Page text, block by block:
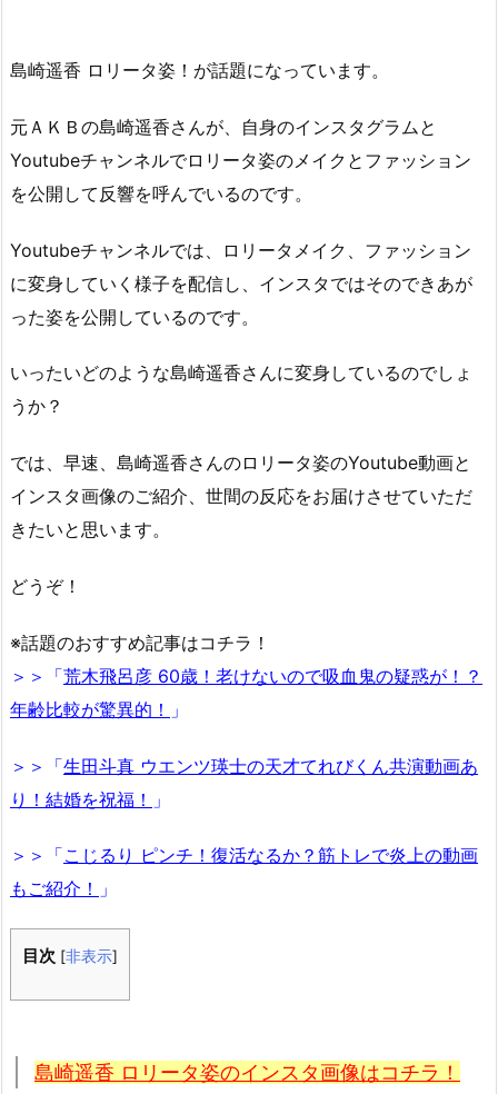
島崎遥香 ロリータ姿！が話題になっています。
元ＡＫＢの島崎遥香さんが、自身のインスタグラムと
Youtubeチャンネルでロリータ姿のメイクとファッション
を公開して反響を呼んでいるのです。
Youtubeチャンネルでは、ロリータメイク、ファッション
に変身していく様子を配信し、インスタではそのできあが
った姿を公開しているのです。
いったいどのような島崎遥香さんに変身しているのでしょ
うか？
では、早速、島崎遥香さんのロリータ姿のYoutube動画と
インスタ画像のご紹介、世間の反応をお届けさせていただ
きたいと思います。
どうぞ！
※話題のおすすめ記事はコチラ！
＞＞「荒木飛呂彦 60歳！老けないので吸血鬼の疑惑が！？
年齢比較が驚異的！ 」
＞＞「生田斗真 ウエンツ瑛士の天才てれびくん共演動画あ
り！結婚を祝福！ 」
＞＞「こじるり ピンチ！復活なるか？筋トレで炎上の動画
もご紹介！ 」
目次 [非表示]
島崎遥香 ロリータ姿のインスタ画像はコチラ！